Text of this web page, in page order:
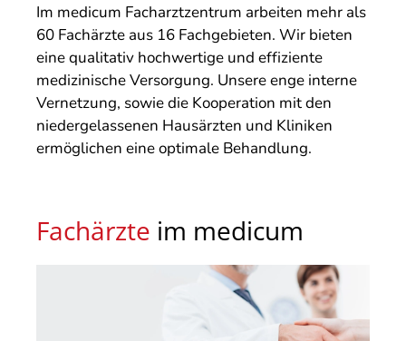
Im medicum Facharztzentrum arbeiten mehr als
60 Fachärzte aus 16 Fachgebieten. Wir bieten
eine qualitativ hochwertige und effiziente
medizinische Versorgung. Unsere enge interne
Vernetzung, sowie die Kooperation mit den
niedergelassenen Hausärzten und Kliniken
ermöglichen eine optimale Behandlung.
Fachärzte im medicum